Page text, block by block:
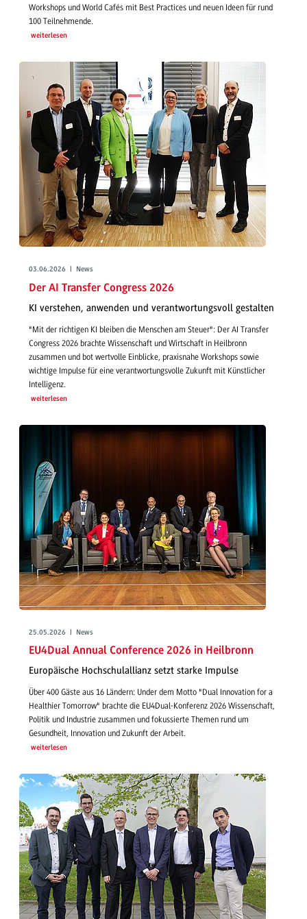
Workshops und World Cafés mit Best Practices und neuen Ideen für rund
100 Teilnehmende.
weiterlesen
03.06.2026 | News
Der AI Transfer Congress 2026
KI verstehen, anwenden und verantwortungsvoll gestalten
"Mit der richtigen KI bleiben die Menschen am Steuer": Der AI Transfer
Congress 2026 brachte Wissenschaft und Wirtschaft in Heilbronn
zusammen und bot wertvolle Einblicke, praxisnahe Workshops sowie
wichtige Impulse für eine verantwortungsvolle Zukunft mit Künstlicher
Intelligenz.
weiterlesen
25.05.2026 | News
EU4Dual Annual Conference 2026 in Heilbronn
Europäische Hochschulallianz setzt starke Impulse
Über 400 Gäste aus 16 Ländern: Under dem Motto "Dual Innovation for a
Healthier Tomorrow" brachte die EU4Dual-Konferenz 2026 Wissenschaft,
Politik und Industrie zusammen und fokussierte Themen rund um
Gesundheit, Innovation und Zukunft der Arbeit.
weiterlesen